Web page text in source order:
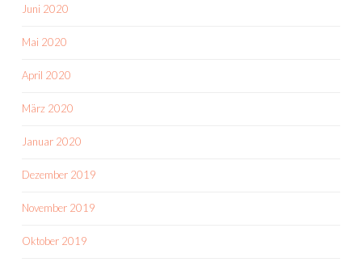
Juni 2020
Mai 2020
April 2020
März 2020
Januar 2020
Dezember 2019
November 2019
Oktober 2019